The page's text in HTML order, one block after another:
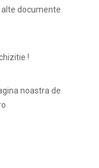
alte documente
!
noastra de